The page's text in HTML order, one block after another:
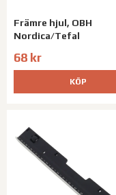
Främre hjul, OBH
Nordica/Tefal
68 kr
KÖP